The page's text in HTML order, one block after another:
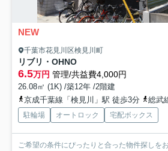
NEW
千葉市花見川区検見川町
リブリ・OHNO
6.5万円 管理/共益費4,000円
26.08㎡ (1K) /築12年 /2階建
京成千葉線「検見川」駅 徒歩3分
総武
駐輪場 オートロック 宅配ボックス
ご希望の条件にぴったりと合った物件探しを